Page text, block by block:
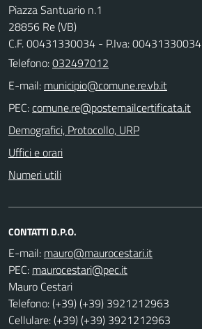
Piazza Santuario n.1
28856 Re (VB)
C.F. 00431330034 - P.Iva: 00431330034
Telefono:032497012
E-mail:
PEC:
Demografici, Protocollo, URP
Uffici e orari
Numeri utili
CONTATTI D.P.O.
E-mail:
PEC:
Mauro Cestari
Telefono: (+39) (+39) 3921212963
Cellulare: (+39) (+39) 3921212963